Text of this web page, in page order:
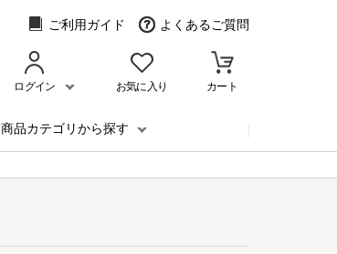
ご利用ガイド よくあるご質問
ログイン お気に入り カート
商品カテゴリから探す